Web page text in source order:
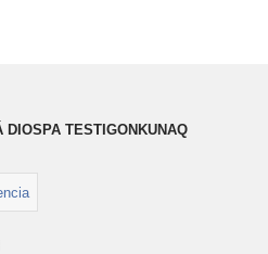
kaqpas,cheqaq
TESTIGONKUNAQ